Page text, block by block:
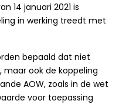
14 januari 2021 is
in werking treedt met
bepaald dat niet
maar ook de koppeling
AOW, zoals in de wet
voor toepassing